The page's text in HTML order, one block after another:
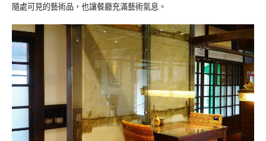
隨處可見的藝術品，也讓餐廳充滿藝術氣息。